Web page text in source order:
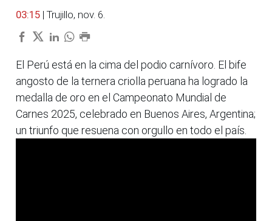
03:15 | Trujillo, nov. 6.
El Perú está en la cima del podio carnívoro. El bife
angosto de la ternera criolla peruana ha logrado la
medalla de oro en el Campeonato Mundial de
Carnes 2025, celebrado en Buenos Aires, Argentina;
un triunfo que resuena con orgullo en todo el país.